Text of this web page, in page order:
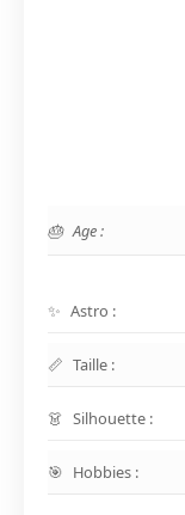
Age :
Astro :
Taille :
Silhouette :
Hobbies :